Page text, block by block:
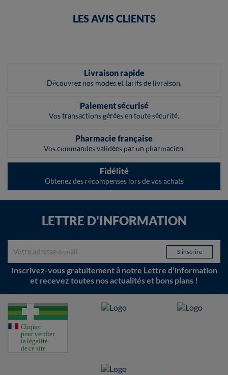
LES AVIS CLIENTS
Livraison rapide
Découvrez nos modes et tarifs de livraison.
Paiement sécurisé
Vos transactions gérées en toute sécurité.
Pharmacie française
Vos commandes validées par un pharmacien.
Fidélité
Obtenez des récompenses lors de vos achats
LETTRE D'INFORMATION
Inscrivez-vous gratuitement à notre Lettre d'information
et recevez toutes nos actualités et bons plans !